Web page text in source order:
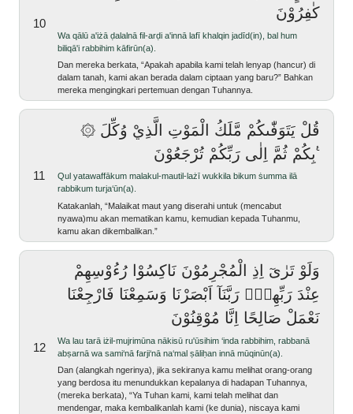
10
كٰفِرُوْنَ
wa qālū a'iżā ḍalalnā fil-arḍi a'innā lafī khalqin jadīd(in), bal hum
biliqā'i rabbihim kāfirūn(a).
Dan mereka berkata, “Apakah apabila kami telah lenyap (hancur) di
dalam tanah, kami akan berada dalam ciptaan yang baru?” Bahkan
mereka mengingkari pertemuan dengan Tuhannya.
11
۞ قُلْ يَتَوَفّٰىكُمْ مَّلَكُ الْمَوْتِ الَّذِيْ وُكِّلَ
بِكُمْ ثُمَّ اِلٰى رَبِّكُمْ تُرْجَعُوْنَ ࣖ
qul yatawaffākum malakul-mautil-lażī wukkila bikum ṡumma ilā
rabbikum turja‘ūn(a).
Katakanlah, “Malaikat maut yang diserahi untuk (mencabut
nyawa)mu akan mematikan kamu, kemudian kepada Tuhanmu,
kamu akan dikembalikan.”
12
وَلَوْ تَرٰىٓ اِذِ الْمُجْرِمُوْنَ نَاكِسُوْا رُءُوْسِهِمْ
عِنْدَ رَبِّهِمْۗ رَبَّنَآ اَبْصَرْنَا وَسَمِعْنَا فَارْجِعْنَا
نَعْمَلْ صَالِحًا اِنَّا مُوْقِنُوْنَ
wa lau tarā iżil-mujrimūna nākisū ru'ūsihim ‘inda rabbihim, rabbanā
abṣarnā wa sami‘nā farji‘nā na‘mal ṣāliḥan innā mūqinūn(a).
Dan (alangkah ngerinya), jika sekiranya kamu melihat orang-orang
yang berdosa itu menundukkan kepalanya di hadapan Tuhannya,
(mereka berkata), “Ya Tuhan kami, kami telah melihat dan
mendengar, maka kembalikanlah kami (ke dunia), niscaya kami